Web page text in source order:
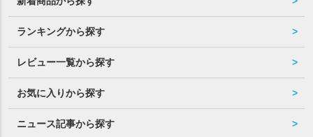
ランキングから探す
レビュー一覧から探す
お気に入りから探す
ニュース記事から探す